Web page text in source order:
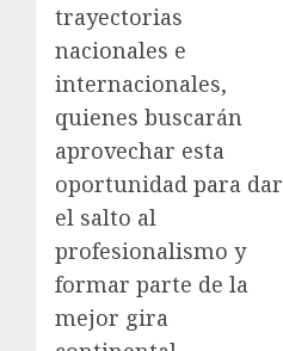
trayectorias
nacionales e
internacionales,
quienes buscarán
aprovechar esta
oportunidad para dar
el salto al
profesionalismo y
formar parte de la
mejor gira